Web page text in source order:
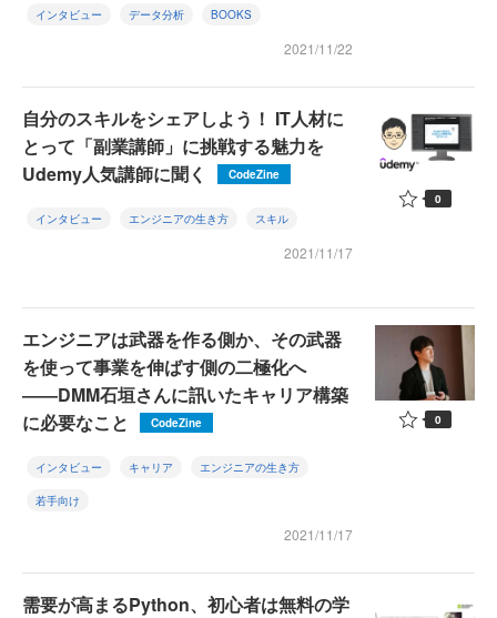
インタビュー データ分析 BOOKS
2021/11/22
自分のスキルをシェアしよう！ IT人材に
とって「副業講師」に挑戦する魅力を
Udemy人気講師に聞く
CodeZine
インタビュー エンジニアの生き方 スキル
2021/11/17
0
エンジニアは武器を作る側か、その武器
を使って事業を伸ばす側の二極化へ
――DMM石垣さんに訊いたキャリア構築
に必要なこと
CodeZine
インタビュー キャリア エンジニアの生き方
若手向け
2021/11/17
0
需要が高まるPython、初心者は無料の学